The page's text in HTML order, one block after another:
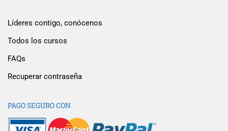
Líderes contigo, conócenos
Todos los cursos
FAQs
Recuperar contraseña
PAGO SEGURO CON